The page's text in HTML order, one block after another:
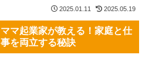
2025.01.11 2025.05.19
ママ起業家が教える！家庭と仕
事を両立する秘訣